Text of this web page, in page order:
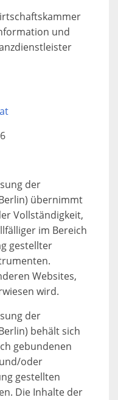
und
der
übernimmt
Vollständigkeit,
im Bereich
gestellter
Websites,
wird.
der
behält sich
gebundenen
oder
gestellten
Die Inhalte der